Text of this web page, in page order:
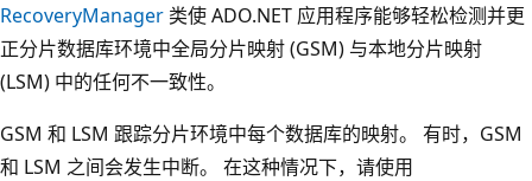
RecoveryManager 类使 ADO.NET 应用程序能够轻松检测并更
正分片数据库环境中全局分片映射 (GSM) 与本地分片映射
(LSM) 中的任何不一致性。
GSM 和 LSM 跟踪分片环境中每个数据库的映射。 有时，GSM
和 LSM 之间会发生中断。 在这种情况下，请使用